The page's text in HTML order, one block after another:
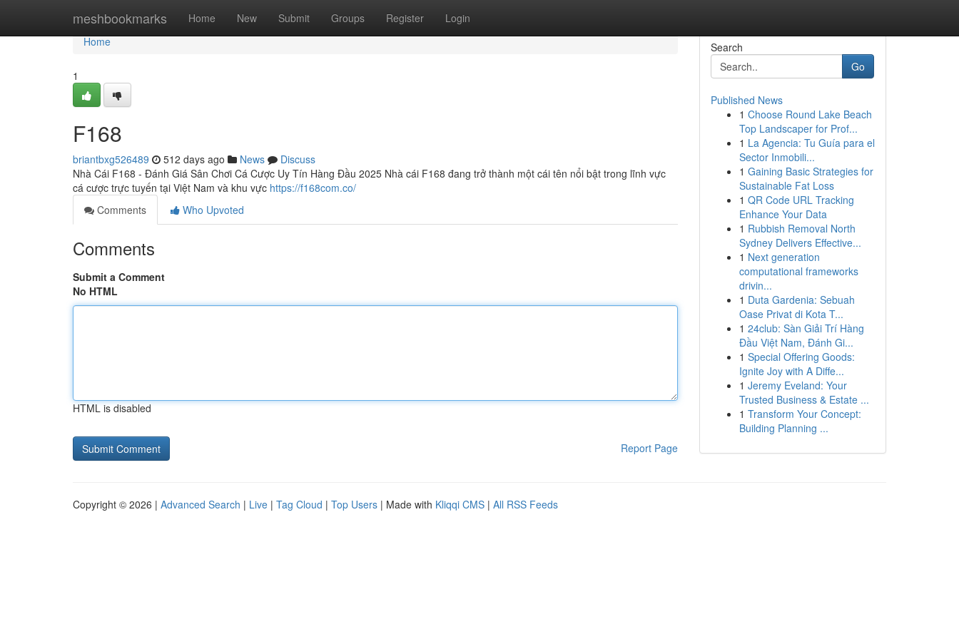
meshbookmarks Home New Submit Groups Register Login
Home
Home
1
F168
briantbxg526489 512 days ago News
Discuss
Nhà Cái F168 - Đánh Giá Sân Chơi Cá Cược Uy Tín Hàng Đầu 2025 Nhà cái F168 đang trở thành một cái tên nổi bật trong lĩnh vực
cá cược trực tuyến tại Việt Nam và khu vực https://f168com.co/
Comments
Who Upvoted
Comments
Submit a Comment
No HTML
HTML is disabled
Report Page
Search
Go
Published News
1 Choose Round Lake Beach
Top Landscaper for Prof...
1 La Agencia: Tu Guía para el
Sector Inmobili...
1 Gaining Basic Strategies for
Sustainable Fat Loss
1 QR Code URL Tracking
Enhance Your Data
1 Rubbish Removal North
Sydney Delivers Effective...
1 Next generation
computational frameworks
drivin...
1 Duta Gardenia: Sebuah
Oase Privat di Kota T...
1 24club: Sàn Giải Trí Hàng
Đầu Việt Nam, Đánh Gi...
1 Special Offering Goods:
Ignite Joy with A Diffe...
1 Jeremy Eveland: Your
Trusted Business & Estate ...
1 Transform Your Concept:
Building Planning ...
Copyright © 2026 | Advanced Search | Live | Tag Cloud | Top Users | Made with Kliqqi CMS | All RSS Feeds